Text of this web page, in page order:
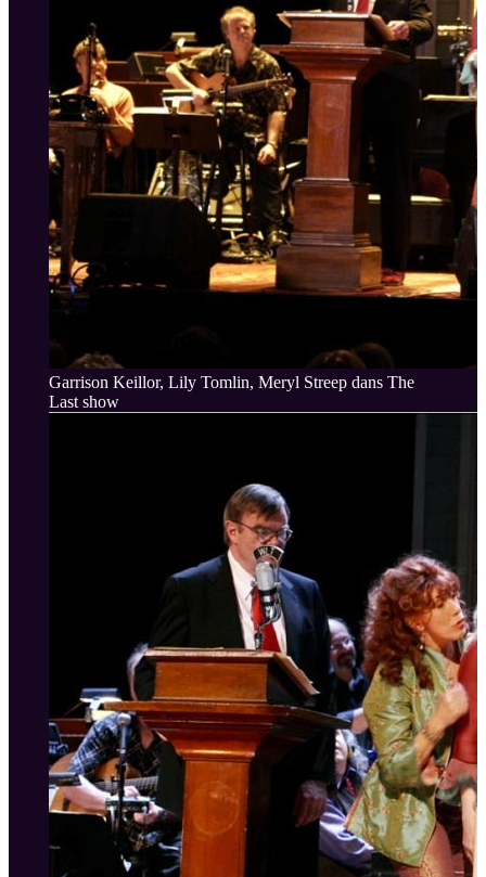
Garrison Keillor, Lily Tomlin, Meryl Streep dans The
Last show